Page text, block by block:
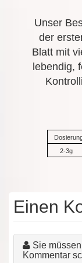
Unser
der
Blatt mit
lebendig,
2-3g
Einen
Sie
Kommentar